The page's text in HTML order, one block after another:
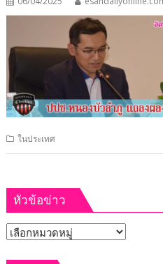
ในประเทศ
หัวข้อข่าว
หัวข้อ